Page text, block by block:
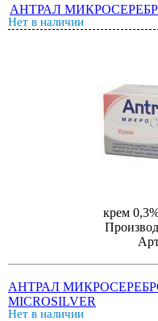
АНТРАЛ МИКРОСЕРЕБРО
Нет в наличии
крем
АНТРАЛ МИКРОСЕРЕБРО
MICROSILVER
Нет в наличии